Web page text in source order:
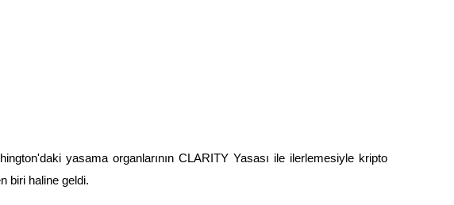
yasama organlarının CLARITY Yasası ile ilerlemesiyle kripto
biri haline geldi.